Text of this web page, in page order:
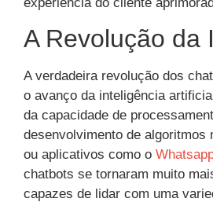
A Revolução da
A verdadeira revolução dos
o avanço da inteligência
da capacidade de
desenvolvimento de algoritmos
ou aplicativos como o
chatbots se tornaram muito
capazes de lidar com uma